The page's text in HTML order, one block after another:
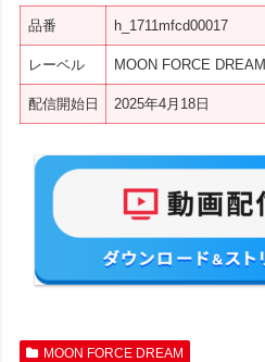
品番 h_1711mfcd00017
レーベル MOON FORCE DREAM
配信開始日 2025年4月18日
MOON FORCE DREAM